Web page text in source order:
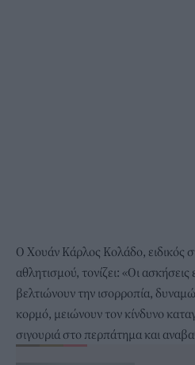
Ο Χουάν Κάρλος Κολάδο, ειδικός
αθλητισμού, τονίζει: «Οι
βελτιώνουν την ισορροπία,
κορμό, μειώνουν τον κίνδυνο
σιγουριά στο περπάτημα και